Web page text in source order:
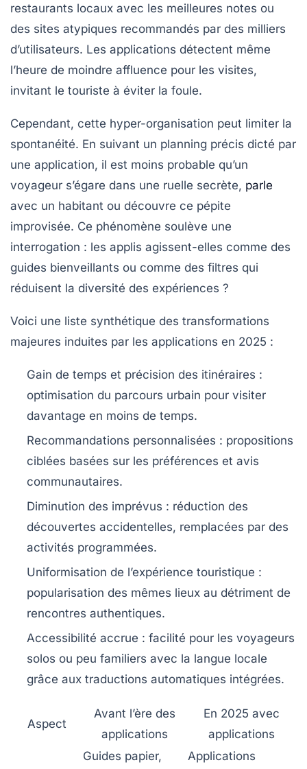
restaurants locaux avec les meilleures notes ou
des sites atypiques recommandés par des milliers
d’utilisateurs. Les applications détectent même
l’heure de moindre affluence pour les visites,
invitant le touriste à éviter la foule.
Cependant, cette hyper-organisation peut limiter la
spontanéité. En suivant un planning précis dicté par
une application, il est moins probable qu’un
voyageur s’égare dans une ruelle secrète, parle
avec un habitant ou découvre ce pépite
improvisée. Ce phénomène soulève une
interrogation : les applis agissent-elles comme des
guides bienveillants ou comme des filtres qui
réduisent la diversité des expériences ?
Voici une liste synthétique des transformations
majeures induites par les applications en 2025 :
Gain de temps et précision des itinéraires :
optimisation du parcours urbain pour visiter
davantage en moins de temps.
Recommandations personnalisées : propositions
ciblées basées sur les préférences et avis
communautaires.
Diminution des imprévus : réduction des
découvertes accidentelles, remplacées par des
activités programmées.
Uniformisation de l’expérience touristique :
popularisation des mêmes lieux au détriment de
rencontres authentiques.
Accessibilité accrue : facilité pour les voyageurs
solos ou peu familiers avec la langue locale
grâce aux traductions automatiques intégrées.
Aspect
Avant l’ère des
applications
En 2025 avec
applications
Guides papier,
Applications